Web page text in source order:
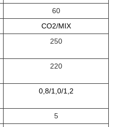
60
CO2/MIX
250
220
0,8/1,0/1,2
5